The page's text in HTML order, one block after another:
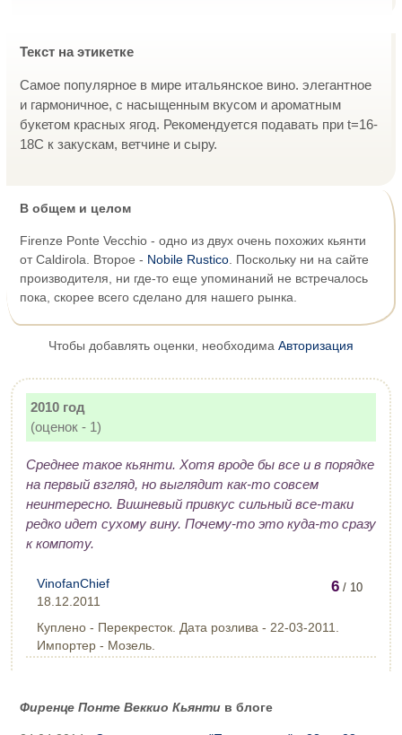
Текст на этикетке
Самое популярное в мире итальянское вино. элегантное
и гармоничное, с насыщенным вкусом и ароматным
букетом красных ягод. Рекомендуется подавать при t=16-
18С к закускам, ветчине и сыру.
В общем и целом
Firenze Ponte Vecchio - одно из двух очень похожих кьянти
от Caldirola. Второе - Nobile Rustico . Поскольку ни на сайте
производителя, ни где-то еще упоминаний не встречалось
пока, скорее всего сделано для нашего рынка.
Чтобы добавлять оценки, необходима Авторизация
2010 год
(оценок - 1)
Среднее такое кьянти. Хотя вроде бы все и в порядке
на первый взгляд, но выглядит как-то совсем
неинтересно. Вишневый привкус сильный все-таки
редко идет сухому вину. Почему-то это куда-то сразу
к компоту.
6 / 10
VinofanChief
18.12.2011
Куплено - Перекресток. Дата розлива - 22-03-2011.
Импортер - Мозель.
Фиренце Понте Веккио Кьянти в блоге